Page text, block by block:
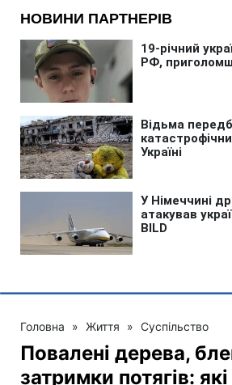
Головна » Життя » Суспільство
Повалені дерева,
затримки потягів: